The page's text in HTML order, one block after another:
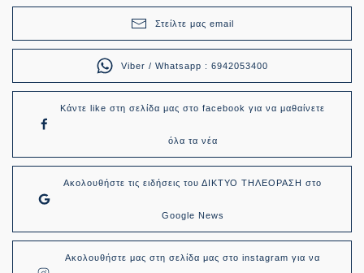
Στείλτε μας email
Viber / Whatsapp : 6942053400
Κάντε like στη σελίδα μας στο facebook για να μαθαίνετε
όλα τα νέα
Ακολουθήστε τις ειδήσεις του ΔΙΚΤΥΟ ΤΗΛΕΟΡΑΣΗ στο
Google News
Ακολουθήστε μας στη σελίδα μας στο instagram για να